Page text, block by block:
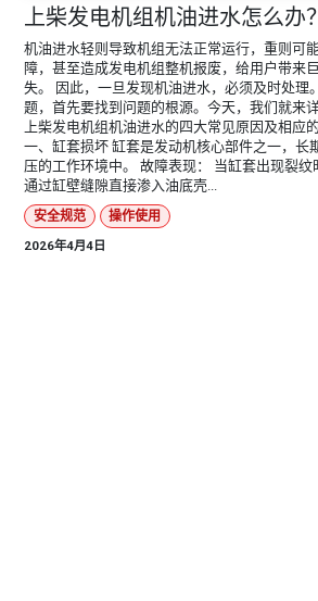
上柴发电机组机油进水怎么办？
机油进水轻则导致机组无法正常运行，重则可
障，甚至造成发电机组整机报废，给用户带来
失。 因此，一旦发现机油进水，必须及时处理
题，首先要找到问题的根源。今天，我们就来
上柴发电机组机油进水的四大常见原因及相应
一、缸套损坏 缸套是发动机核心部件之一，长
压的工作环境中。 故障表现： 当缸套出现裂纹
通过缸壁缝隙直接渗入油底壳...
安全规范
操作使用
2026年4月4日